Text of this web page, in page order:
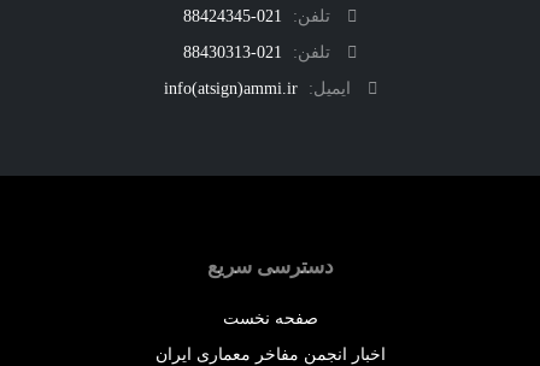
تلفن:
021-88424345
تلفن:
021-88430313
ایمیل:
info(atsign)ammi.ir
دسترسی سریع
صفحه نخست
اخبار انجمن مفاخر معماری ایران